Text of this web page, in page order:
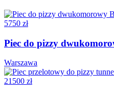
5750 zł
Piec do pizzy
Warszawa
21500 zł